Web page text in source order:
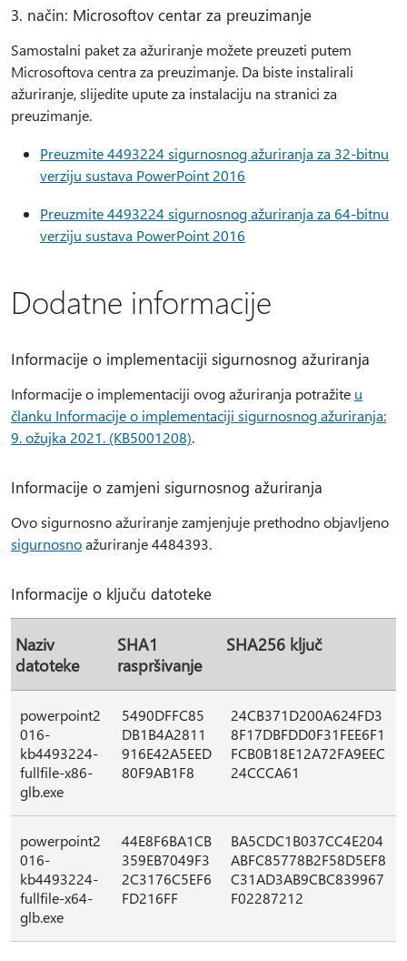
3. način: Microsoftov centar za preuzimanje
Samostalni paket za ažuriranje možete preuzeti putem
Microsoftova centra za preuzimanje. Da biste instalirali
ažuriranje, slijedite upute za instalaciju na stranici za
preuzimanje.
Preuzmite 4493224 sigurnosnog ažuriranja za 32-bitnu
verziju sustava PowerPoint 2016
Preuzmite 4493224 sigurnosnog ažuriranja za 64-bitnu
verziju sustava PowerPoint 2016
Dodatne informacije
Informacije o implementaciji sigurnosnog ažuriranja
Informacije o implementaciji ovog ažuriranja potražite u
članku Informacije o implementaciji sigurnosnog ažuriranja:
9. ožujka 2021. (KB5001208).
Informacije o zamjeni sigurnosnog ažuriranja
Ovo sigurnosno ažuriranje zamjenjuje prethodno objavljeno
sigurnosnoažuriranje 4484393.
Informacije o ključu datoteke
Naziv
datoteke
SHA1
raspršivanje
SHA256 ključ
powerpoint2
016-
kb4493224-
fullfile-x86-
glb.exe
5490DFFC85
DB1B4A2811
916E42A5EED
80F9AB1F8
24CB371D200A624FD3
8F17DBFDD0F31FEE6F1
FCB0B18E12A72FA9EEC
24CCCA61
powerpoint2
016-
kb4493224-
fullfile-x64-
glb.exe
44E8F6BA1CB
359EB7049F3
2C3176C5EF6
FD216FF
BA5CDC1B037CC4E204
ABFC85778B2F58D5EF8
C31AD3AB9CBC839967
F02287212